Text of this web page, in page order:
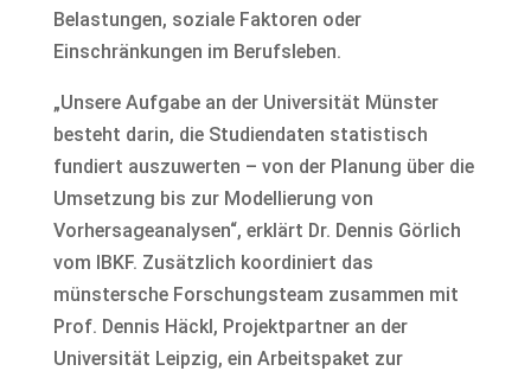
Belastungen, soziale Faktoren oder
Einschränkungen im Berufsleben.
„Unsere Aufgabe an der Universität Münster
besteht darin, die Studiendaten statistisch
fundiert auszuwerten – von der Planung über die
Umsetzung bis zur Modellierung von
Vorhersageanalysen“, erklärt Dr. Dennis Görlich
vom IBKF. Zusätzlich koordiniert das
münstersche Forschungsteam zusammen mit
Prof. Dennis Häckl, Projektpartner an der
Universität Leipzig, ein Arbeitspaket zur